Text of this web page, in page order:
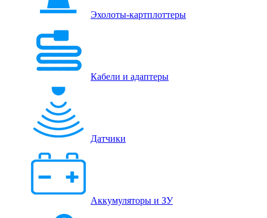
Эхолоты-картплоттеры
Кабели и адаптеры
Датчики
Аккумуляторы и ЗУ